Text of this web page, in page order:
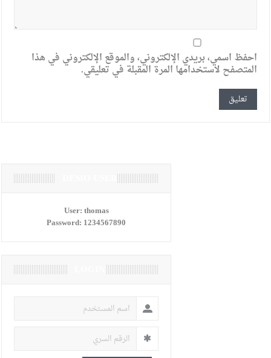
احفظ اسمي، بريدي الإلكتروني، والموقع الإلكتروني في هذا
المتصفح لاستخدامها المرة المقبلة في تعليقي.
User:thomas
Password: 1234567890